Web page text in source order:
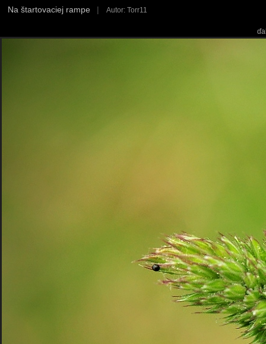
Na štartovaciej rampe | Autor: Torr11